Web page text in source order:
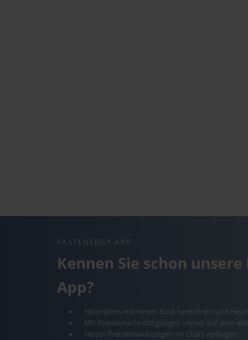
FASTENERGY APP
Kennen Sie schon
App?
Heizölpreis mit einem Klick berechnen und
Mit Preisbenachrichtigungen immer auf dem
Heizöl-Preisentwicklungen im Chart verfolgen